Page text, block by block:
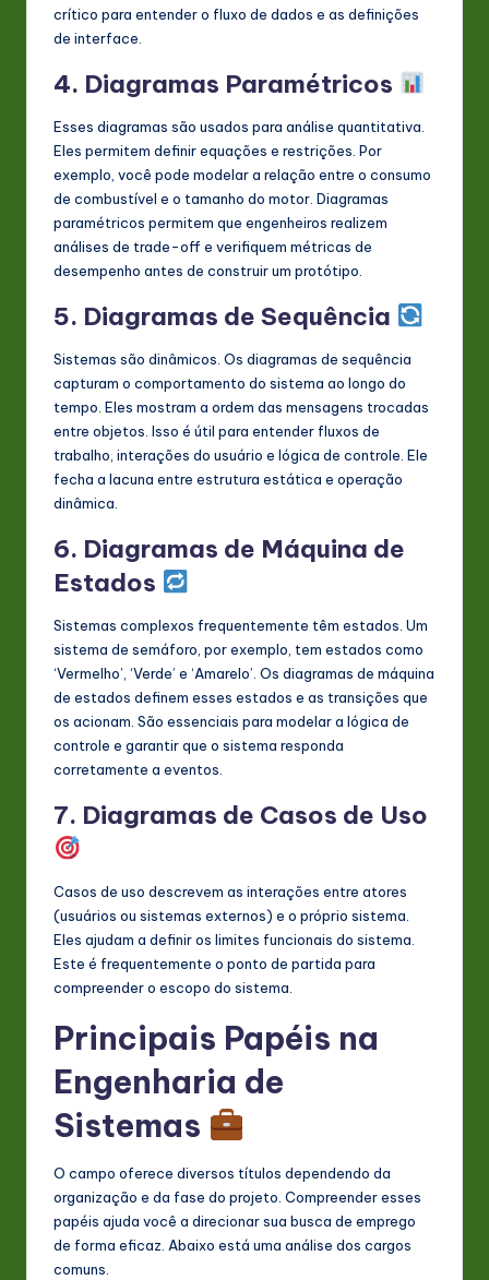
crítico para entender o fluxo de dados e as definições
de interface.
4. Diagramas Paramétricos
Esses diagramas são usados para análise quantitativa.
Eles permitem definir equações e restrições. Por
exemplo, você pode modelar a relação entre o consumo
de combustível e o tamanho do motor. Diagramas
paramétricos permitem que engenheiros realizem
análises de trade-off e verifiquem métricas de
desempenho antes de construir um protótipo.
5. Diagramas de Sequência
Sistemas são dinâmicos. Os diagramas de sequência
capturam o comportamento do sistema ao longo do
tempo. Eles mostram a ordem das mensagens trocadas
entre objetos. Isso é útil para entender fluxos de
trabalho, interações do usuário e lógica de controle. Ele
fecha a lacuna entre estrutura estática e operação
dinâmica.
6. Diagramas de Máquina de
Estados
Sistemas complexos frequentemente têm estados. Um
sistema de semáforo, por exemplo, tem estados como
‘Vermelho’, ‘Verde’ e ‘Amarelo’. Os diagramas de máquina
de estados definem esses estados e as transições que
os acionam. São essenciais para modelar a lógica de
controle e garantir que o sistema responda
corretamente a eventos.
7. Diagramas de Casos de Uso
Casos de uso descrevem as interações entre atores
(usuários ou sistemas externos) e o próprio sistema.
Eles ajudam a definir os limites funcionais do sistema.
Este é frequentemente o ponto de partida para
compreender o escopo do sistema.
Principais Papéis na
Engenharia de
Sistemas
O campo oferece diversos títulos dependendo da
organização e da fase do projeto. Compreender esses
papéis ajuda você a direcionar sua busca de emprego
de forma eficaz. Abaixo está uma análise dos cargos
comuns.